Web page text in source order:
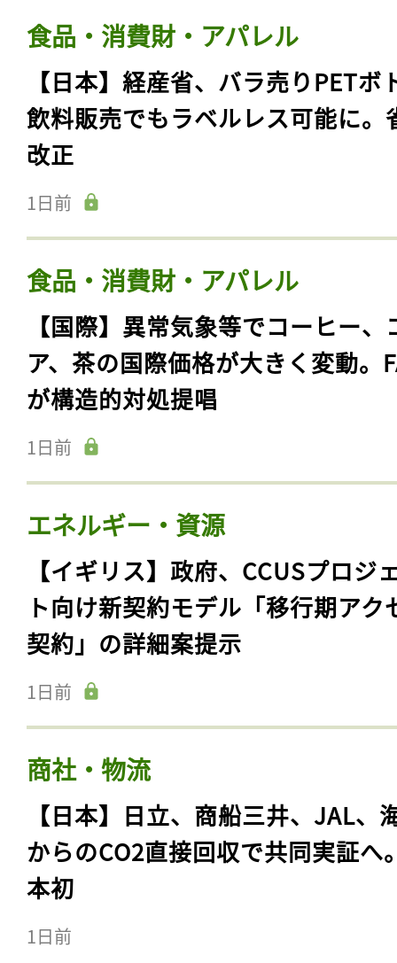
食品・消費財・アパレル
【日本】経産省、バラ売りPETボ
飲料販売でもラベルレス可能に。
改正
1日前
食品・消費財・アパレル
【国際】異常気象等でコーヒー、
ア、茶の国際価格が大きく変動。
が構造的対処提唱
1日前
エネルギー・資源
【イギリス】政府、CCUSプロジ
ト向け新契約モデル「移行期アク
契約」の詳細案提示
1日前
商社・物流
【日本】日立、商船三井、JAL、
からのCO2直接回収で共同実証へ
本初
1日前